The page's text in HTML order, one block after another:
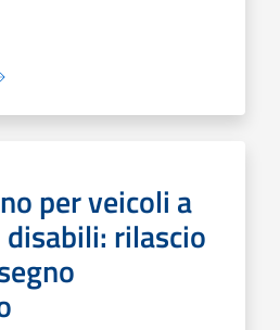
per veicoli a
rilascio